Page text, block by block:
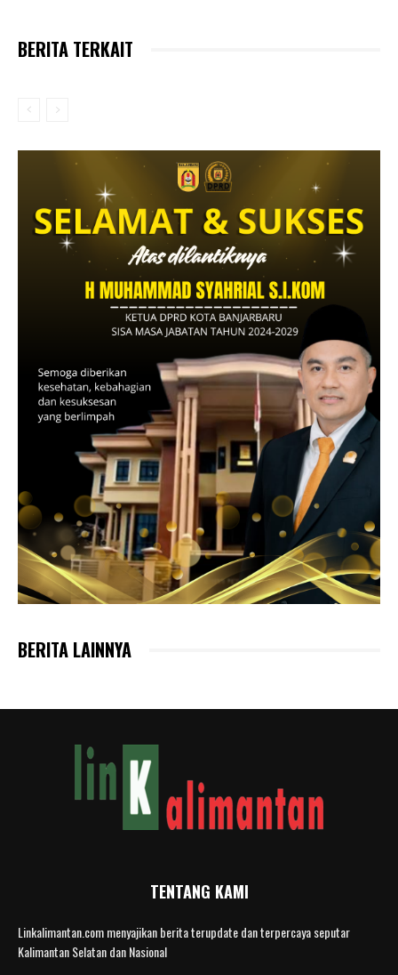
BERITA TERKAIT
BERITA LAINNYA
TENTANG KAMI
Linkalimantan.com menyajikan berita terupdate dan terpercaya seputar
Kalimantan Selatan dan Nasional